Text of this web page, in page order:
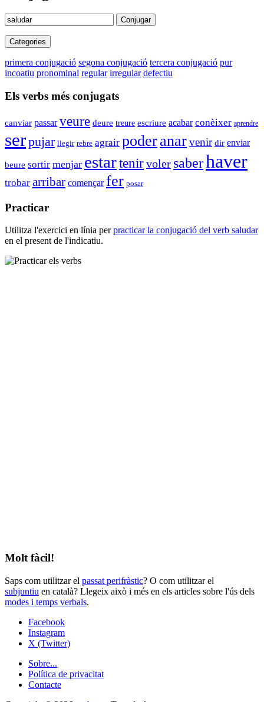
Conjugar
Categories
primera conjugació segona conjugació tercera conjugació pur
incoatiu pronominal regular irregular defectiu
Els verbs més conjugats
canviar passar veure deure treure escriure acabar conèixer aprendre
serpujar llegir rebre agrair poderanarvenir dir enviar
beure sortir menjar estartenirvoler saberhaver
trobar arribar començar fer posar
Practicar
Utilitza l'exercici en línia perpracticar la conjugació del verb saludar
en el present de l'indicatiu.
Molt fàcil!
Saps com utilitzar el passat perifràstic? O com utilitzar el
subjuntiu en català? Llegeix això i més en els articles sobre l'ús dels
modes i temps verbals.
Facebook
Instagram
X (Twitter)
Sobre...
Política de privacitat
Contacte